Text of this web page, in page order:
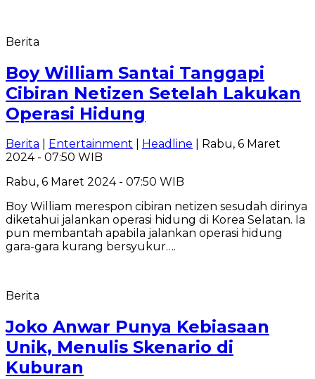
Berita
Boy William Santai Tanggapi
Cibiran Netizen Setelah Lakukan
Operasi Hidung
Berita Entertainment Headline | Rabu, 6 Maret
2024 - 07:50 WIB
Rabu, 6 Maret 2024 - 07:50 WIB
Boy William merespon cibiran netizen sesudah dirinya
diketahui jalankan operasi hidung di Korea Selatan. Ia
pun membantah apabila jalankan operasi hidung
gara-gara kurang bersyukur….
Berita
Joko Anwar Punya Kebiasaan
Unik, Menulis Skenario di
Kuburan